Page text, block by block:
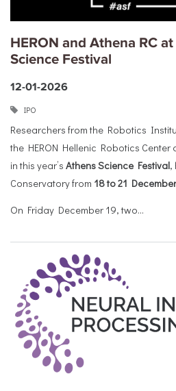
HERON and Athena RC
Science Festival
12-01-2026
ΙΡΟ
Researchers from the Robotics
the HERON Hellenic Robotics
in this year’s Athens Science Festival,
Conservatory from 18 to 21
On Friday December 19, two...